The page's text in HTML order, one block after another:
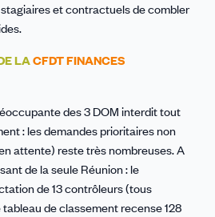
et contractuels de combler
LACFDT FINANCES
des 3 DOM interdit tout
: les demandes prioritaires non
attente) reste très nombreuses. A
de la seule Réunion : le
de 13 contrôleurs (tous
de classement recense 128